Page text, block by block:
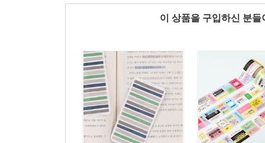
이 상품을 구입하신 분